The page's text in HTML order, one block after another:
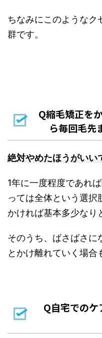
ちなみにこのようなク
群です。
Q縮毛矯正を
ら毎回毛先
絶対やめたほうがいい
1年に一度程度であれ
っては全体という選択
かければ基本多少なり
そのうち、ばさばさに
とかけ離れていく場合
Q自宅でのケ